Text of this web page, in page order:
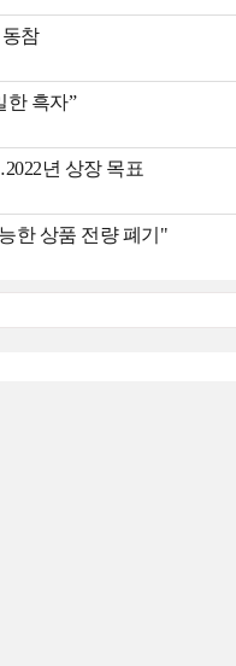
참
한 흑자”
년 상장 목표
한 상품 전량 폐기"